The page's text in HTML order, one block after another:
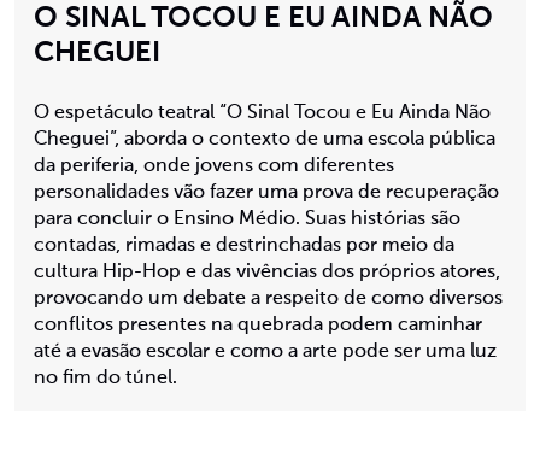
O SINAL TOCOU E EU AINDA NÃO
CHEGUEI
O espetáculo teatral “O Sinal Tocou e Eu Ainda Não
Cheguei”, aborda o contexto de uma escola pública
da periferia, onde jovens com diferentes
personalidades vão fazer uma prova de recuperação
para concluir o Ensino Médio. Suas histórias são
contadas, rimadas e destrinchadas por meio da
cultura Hip-Hop e das vivências dos próprios atores,
provocando um debate a respeito de como diversos
conflitos presentes na quebrada podem caminhar
até a evasão escolar e como a arte pode ser uma luz
no fim do túnel.